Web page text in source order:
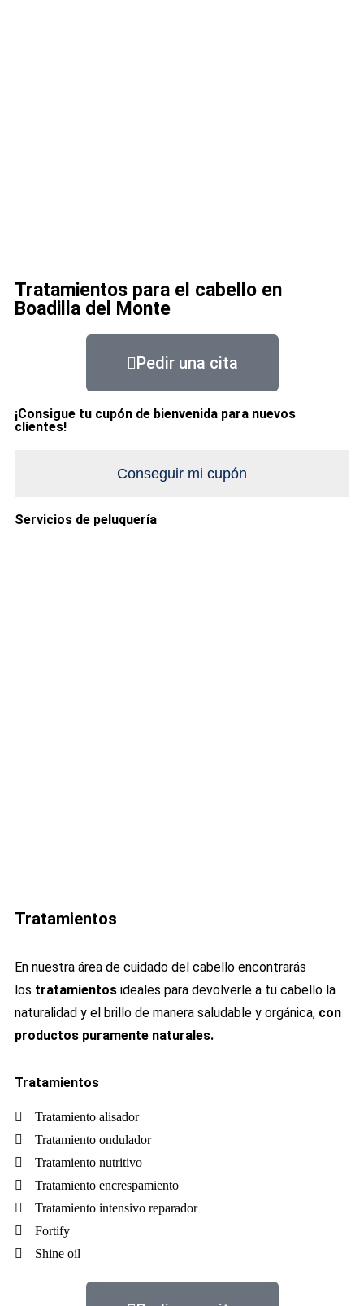
Tratamientos para el cabello en
Boadilla del Monte
Pedir una cita
¡Consigue tu cupón de bienvenida para nuevos
clientes!
Conseguir mi cupón
Servicios de peluquería
Tratamientos
En nuestra área de cuidado del cabello encontrarás
los tratamientos ideales para devolverle a tu cabello la
naturalidad y el brillo de manera saludable y orgánica, con
productos puramente naturales.
Tratamientos
Tratamiento alisador
Tratamiento ondulador
Tratamiento nutritivo
Tratamiento encrespamiento
Tratamiento intensivo reparador
Fortify
Shine oil